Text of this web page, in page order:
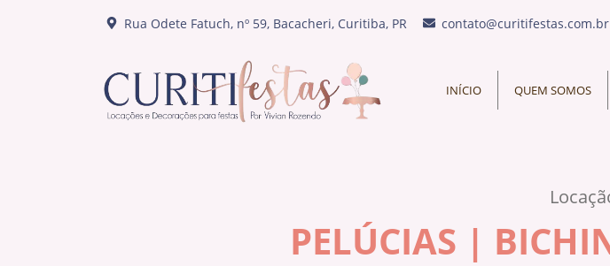
Rua Odete Fatuch, nº 59, Bacacheri, Curitiba, PR contato@curitifestas.com.br
INÍCIO QUEM SOMOS
PELÚCIAS |